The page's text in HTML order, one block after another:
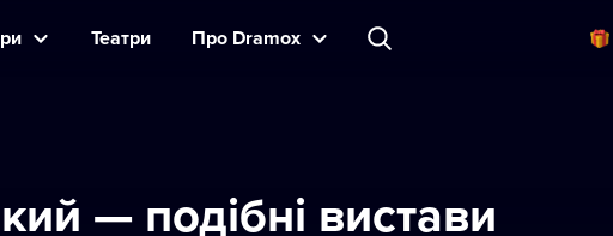
Театри Прo Dramox
— подібні вистави